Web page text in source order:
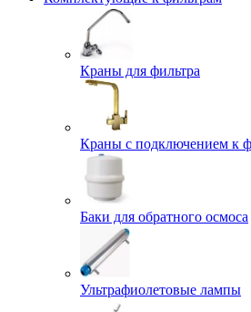
Краны для фильтра
Краны с подключением к
Баки для обратного осмоса
Ультрафиолетовые лампы